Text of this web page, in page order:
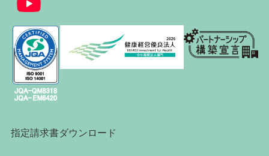
指定請求書ダウンロード